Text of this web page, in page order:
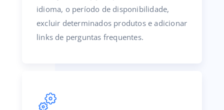
idioma, o período de disponibilidade,
excluir determinados produtos e adicionar
links de perguntas frequentes.